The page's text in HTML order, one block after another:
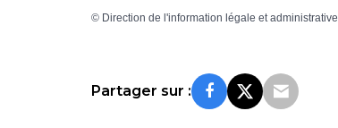
© Direction de l'information légale et administrative
Partager sur :